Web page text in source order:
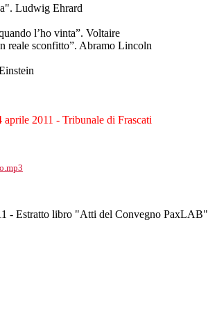
Ludwig Ehrard
l’ho vinta”. Voltaire
reale sconfitto”. Abramo Lincoln
2011 - Tribunale di Frascati
- Estratto libro "Atti del Convegno PaxLAB"